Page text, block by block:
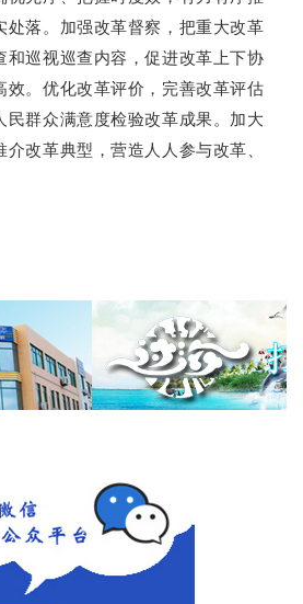
处落。加强改革督察，把重大改革
和巡视巡查内容，促进改革上下协
效。优化改革评价，完善改革评估
民群众满意度检验改革成果。加大
改革典型，营造人人参与改革、